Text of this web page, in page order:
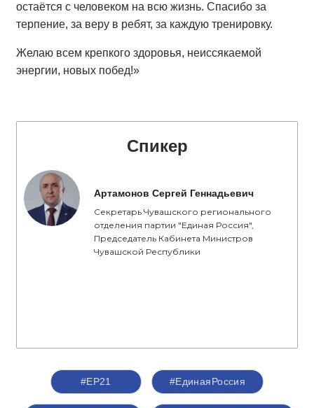
остаётся с человеком на всю жизнь. Спасибо за
терпение, за веру в ребят, за каждую тренировку.
Желаю всем крепкого здоровья, неиссякаемой
энергии, новых побед!»
Спикер
Артамонов Сергей Геннадьевич
Секретарь Чувашского регионального
отделения партии "Единая Россия",
Председатель Кабинета Министров
Чувашской Республики
#ЕР21 #ЕдинаяРоссия